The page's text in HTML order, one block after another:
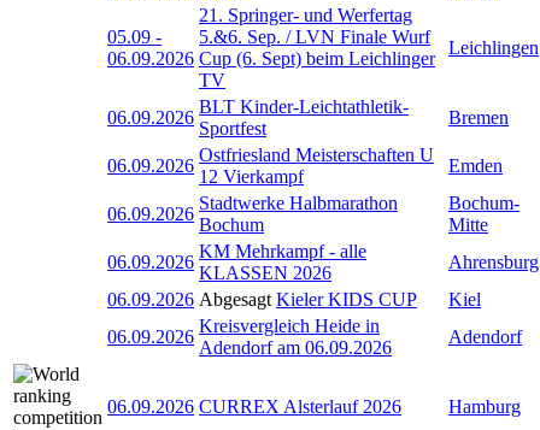
05.09 -
06.09.2026
21. Springer- und Werfertag
5.&6. Sep. / LVN Finale Wurf
Cup (6. Sept) beim Leichlinger
TV
Leichlingen
06.09.2026
BLT Kinder-Leichtathletik-
Sportfest
Bremen
06.09.2026
Ostfriesland Meisterschaften U
12 Vierkampf
Emden
06.09.2026
Stadtwerke Halbmarathon
Bochum
Bochum-
Mitte
06.09.2026
KM Mehrkampf - alle
KLASSEN 2026
Ahrensburg
06.09.2026 Abgesagt Kieler KIDS CUP
Kiel
06.09.2026
Kreisvergleich Heide in
Adendorf am 06.09.2026
Adendorf
06.09.2026 CURREX Alsterlauf 2026 Hamburg